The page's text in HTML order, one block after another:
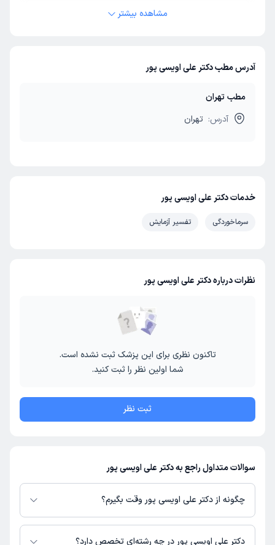
مشاهده بیشتر
آدرس مطب دکتر علی اویسی پور
مطب تهران
آدرس: تهران
خدمات دکتر علی اویسی پور
سرماخوردگی تفسیر آزمایش
نظرات درباره دکتر علی اویسی پور
تاکنون نظری برای این پزشک ثبت نشده است.
شما اولین نظر را ثبت کنید.
ثبت نظر
سوالات متداول راجع به دکتر علی اویسی پور
چگونه از دکتر علی اویسی پور وقت بگیرم؟
در صورتی کهدکتر علی اویسی پوردارای پروفایل فعال و نوبت‌دهی باز در پلتفرم
دکترتو باشند، می‌توانید از طریق این پلتفرم برای دریافت نوبت اقدام کنید. در
دکتر علی اویسی پور در چه رشته‌ای تخصص دارد؟